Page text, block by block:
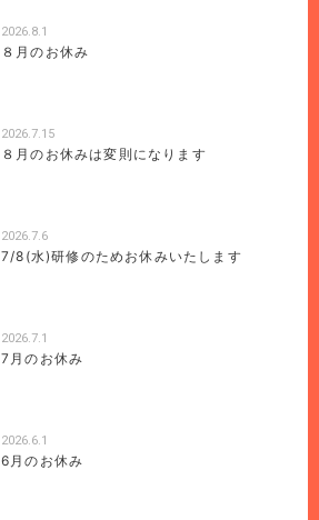
2026.8.1
８月のお休み
2026.7.15
８月のお休みは変則になります
2026.7.6
7/8(水)研修のためお休みいたします
2026.7.1
7月のお休み
2026.6.1
6月のお休み